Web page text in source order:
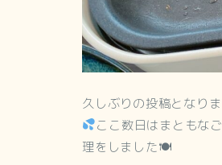
久しぶりの投稿となり
ここ数日はまともな
理をしました🍽